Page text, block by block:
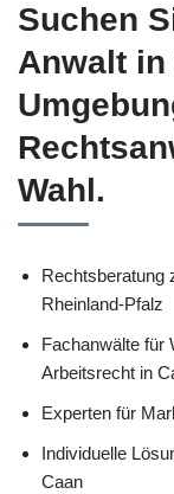
Suchen
Anwalt in
Wahl.
Rechtsberatung
Rheinland-Pfalz
Fachanwälte für
Arbeitsrecht in
Experten für
Individuelle
Caan